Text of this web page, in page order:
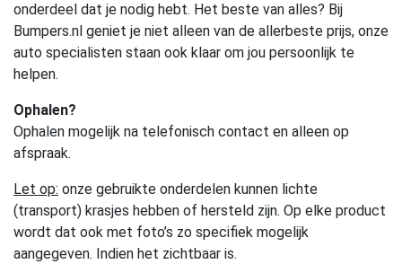
onderdeel dat je nodig hebt. Het beste van alles? Bij
Bumpers.nl geniet je niet alleen van de allerbeste prijs, onze
auto specialisten staan ook klaar om jou persoonlijk te
helpen.
Ophalen?
Ophalen mogelijk na telefonisch contact en alleen op
afspraak.
Let op: onze gebruikte onderdelen kunnen lichte
(transport) krasjes hebben of hersteld zijn. Op elke product
wordt dat ook met foto’s zo specifiek mogelijk
aangegeven. Indien het zichtbaar is.